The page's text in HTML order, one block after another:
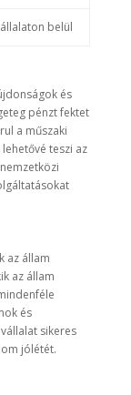
belül
és
pénzt fektet
a műszaki
teszi az
az állam
az állam
és
sikeres
jólétét.